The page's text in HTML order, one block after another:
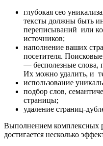
глубокая сео
тексты должны быть
переписываний или
источников;
наполнение ваших
посетителя.
— бесполезные слова,
Их можно удалить, и
использование
подбор слов,
страницы;
удаление страниц-
Выполнением комплексных
достигается несколько